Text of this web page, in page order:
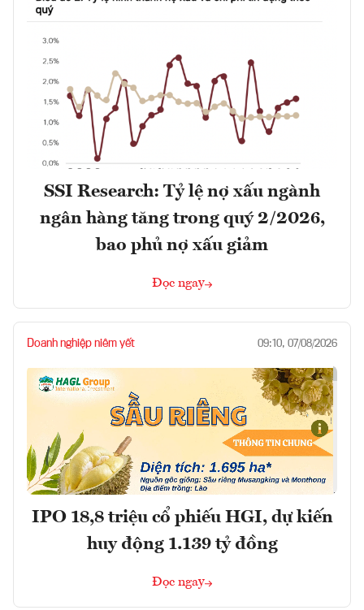
SSI Research: Tỷ lệ nợ xấu ngành
ngân hàng tăng trong quý 2/2026,
bao phủ nợ xấu giảm
Đọc ngay
Doanh nghiệp niêm yết 09:10, 07/08/2026
IPO 18,8 triệu cổ phiếu HGI, dự kiến
huy động 1.139 tỷ đồng
Đọc ngay